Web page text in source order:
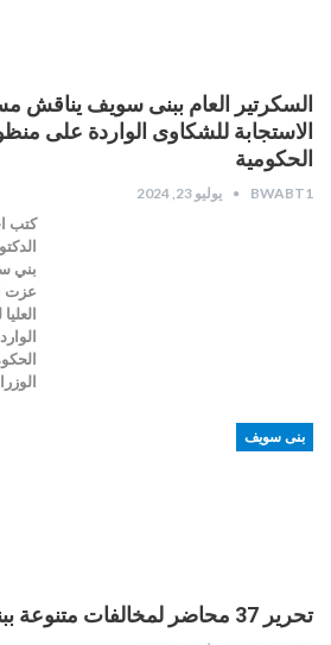
السكرتير العام ببنى سويف
الاستجابة للشكاوى الواردة على
الحكومية
BWABT1 يوليو 23, 2024
كتب
بني
عزت
بنى سويف
تحرير 37 محاضر لمخالفات متنوعة ببنى سويف